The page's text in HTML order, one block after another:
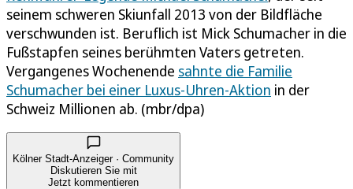
seinem schweren Skiunfall 2013 von der Bildfläche
verschwunden ist. Beruflich ist Mick Schumacher in die
Fußstapfen seines berühmten Vaters getreten.
Vergangenes Wochenende sahnte die Familie
Schumacher bei einer Luxus-Uhren-Aktion in der
Schweiz Millionen ab. (mbr/dpa)
Kölner Stadt-Anzeiger · Community
Diskutieren Sie mit
Jetzt kommentieren